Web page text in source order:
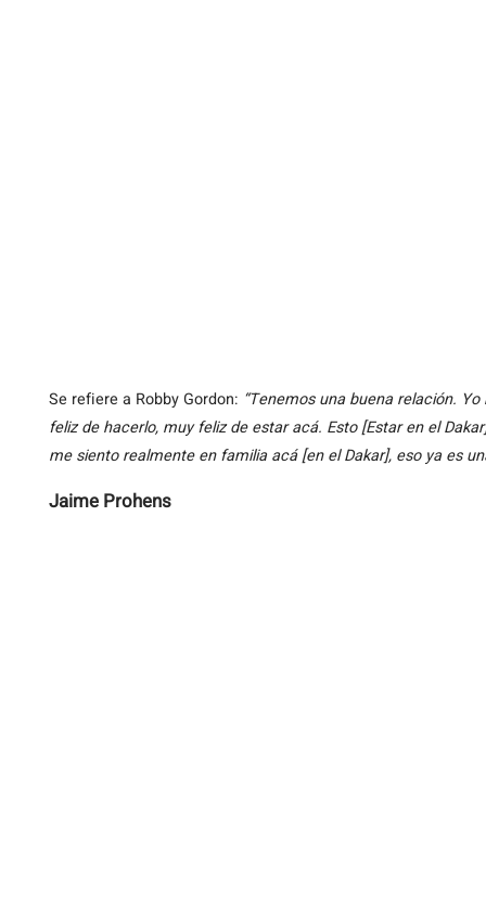
Se refiere a Robby Gordon: “Tenemos una buena relación.
feliz de hacerlo, muy feliz de estar acá. Esto [Estar en el
me siento realmente en familia acá [en el Dakar], eso ya es
Jaime Prohens